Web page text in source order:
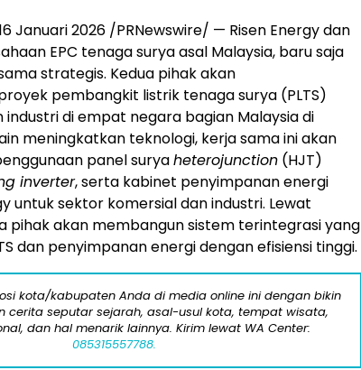
Januari 2026 /PRNewswire/ — Risen Energy dan
EPC tenaga surya asal Malaysia, baru saja
strategis. Kedua pihak akan
pembangkit listrik tenaga surya (PLTS)
di empat negara bagian Malaysia di
meningkatkan teknologi, kerja sama ini akan
panel suryaheterojunction (HJT)
inverter, serta kabinet penyimpanan energi
untuk sektor komersial dan industri. Lewat
pihak akan membangun sistem terintegrasi yang
dan penyimpanan energi dengan efisiensi tinggi.
kota/kabupaten Anda di media online ini dengan bikin
cerita seputar sejarah, asal-usul kota, tempat wisata,
dan hal menarik lainnya. Kirim lewat WA Center:
085315557788.